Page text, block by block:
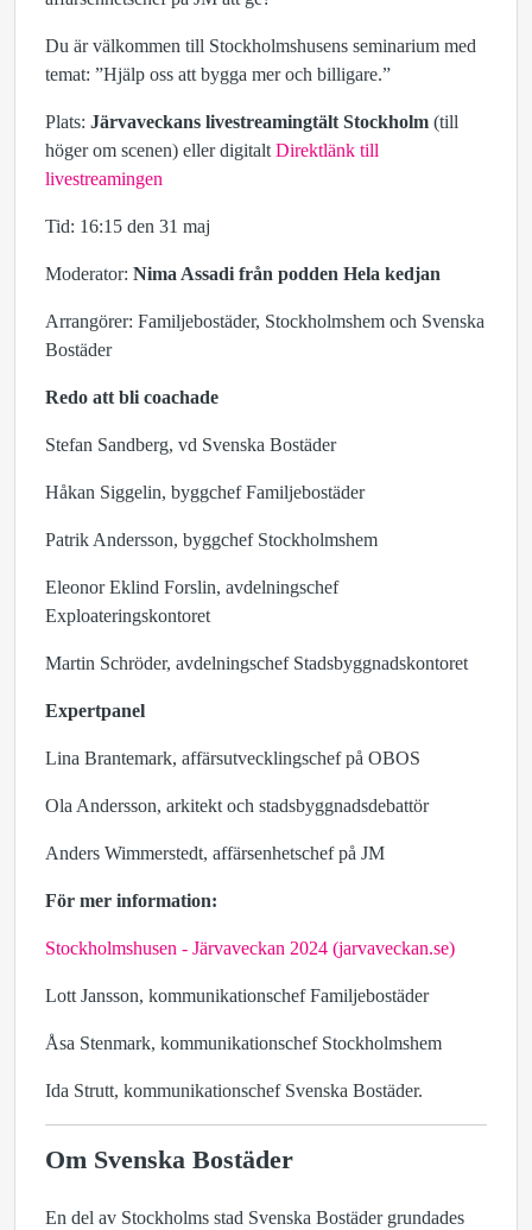
Du är välkommen till Stockholmshusens seminarium med
temat: ”Hjälp oss att bygga mer och billigare.”
Plats: Järvaveckans livestreamingtält Stockholm (till
höger om scenen) eller digitalt Direktlänk till
livestreamingen
Tid: 16:15 den 31 maj
Moderator: Nima Assadi från podden Hela kedjan
Arrangörer: Familjebostäder, Stockholmshem och Svenska
Bostäder
Redo att bli coachade
Stefan Sandberg, vd Svenska Bostäder
Håkan Siggelin, byggchef Familjebostäder
Patrik Andersson, byggchef Stockholmshem
Eleonor Eklind Forslin, avdelningschef
Exploateringskontoret
Martin Schröder, avdelningschef Stadsbyggnadskontoret
Expertpanel
Lina Brantemark, affärsutvecklingschef på OBOS
Ola Andersson, arkitekt och stadsbyggnadsdebattör
Anders Wimmerstedt, affärsenhetschef på JM
För mer information:
Stockholmshusen - Järvaveckan 2024 (jarvaveckan.se)
Lott Jansson, kommunikationschef Familjebostäder
Åsa Stenmark, kommunikationschef Stockholmshem
Ida Strutt, kommunikationschef Svenska Bostäder.
Om Svenska Bostäder
En del av Stockholms stad Svenska Bostäder grundades